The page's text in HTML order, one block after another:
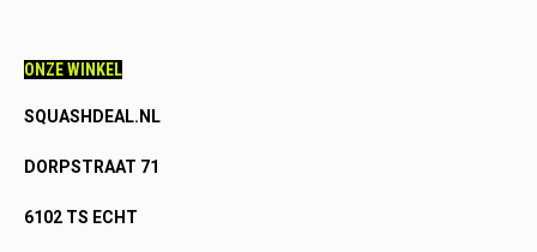
ONZE WINKEL
SQUASHDEAL.NL
DORPSTRAAT 71
6102 TS ECHT